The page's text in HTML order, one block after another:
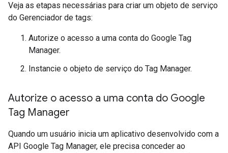
Veja as etapas necessárias para criar um objeto de serviço
do Gerenciador de tags:
Autorize o acesso a uma conta do Google Tag
Manager.
Instancie o objeto de serviço do Tag Manager.
Autorize o acesso a uma conta do Google
Tag Manager
Quando um usuário inicia um aplicativo desenvolvido com a
API Google Tag Manager, ele precisa conceder ao